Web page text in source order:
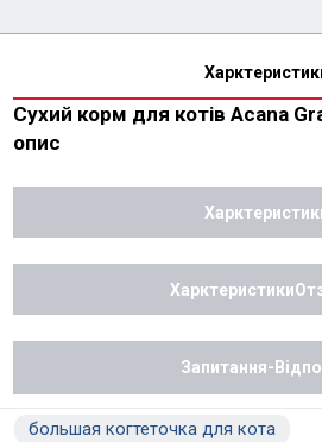
Сухий корм для котів Acana
опис
Запитання-
большая когтеточка для кота